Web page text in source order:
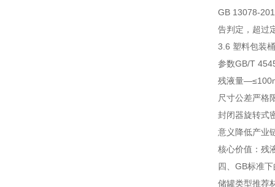
GB 13078-
告判定，超过
3.6 塑料包装
参数GB/T
残液量—
尺寸公差严格
封闭器旋转式
意义 降低产业
核心价值：残
四、GB标准
储罐类型推荐